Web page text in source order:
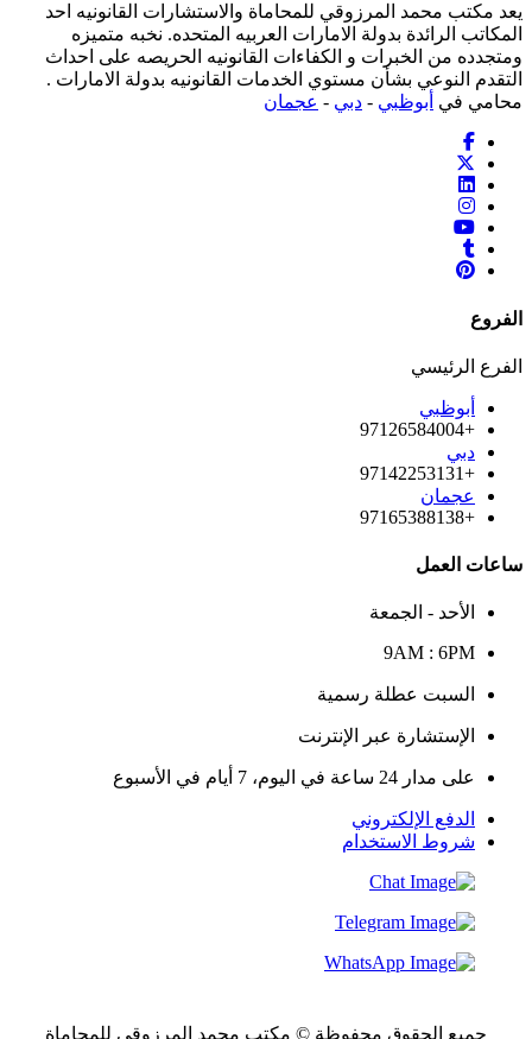
يعد مكتب محمد المرزوقي للمحاماة والاستشارات القانونيه احد
المكاتب الرائدة بدولة الامارات العربيه المتحده. نخبه متميزه
ومتجدده من الخبرات و الكفاءات القانونيه الحريصه على احداث
التقدم النوعي بشأن مستوي الخدمات القانونيه بدولة الامارات .
محامي في أبوظبي - دبي - عجمان
الفروع
الفرع الرئيسي
أبوظبي
+97126584004
دبي
+97142253131
عجمان
+97165388138
ساعات العمل
الأحد - الجمعة
9AM : 6PM
السبت عطلة رسمية
الإستشارة عبر الإنترنت
على مدار 24 ساعة في اليوم، 7 أيام في الأسبوع
الدفع الإلكتروني
شروط الاستخدام
جميع الحقوق محفوظة © مكتب محمد المرزوقي للمحاماة